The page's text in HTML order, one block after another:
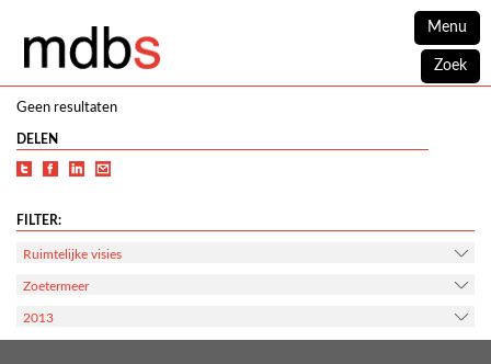
Menu
Zoek
Geen resultaten
DELEN
FILTER:
Ruimtelijke visies
Zoetermeer
2013